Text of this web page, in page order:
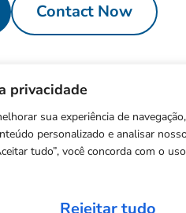
privacidade
sua experiência de navegação,
personalizado e analisar
tudo”, você concorda com o uso
Rejeitar tudo
Contact Now